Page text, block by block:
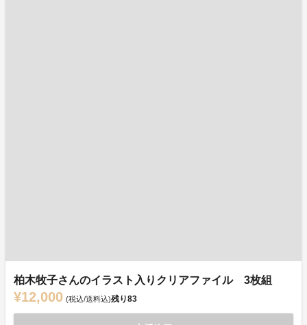
柏木牧子さんのイラスト入りクリアファイル 3枚組
¥12,000 (税込/送料込)残り83